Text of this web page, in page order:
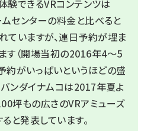
験できるVRコンテンツは
センターの料金と比べると
ていますが、連日予約が埋ま
す（開場当初の2016年4～5
がいっぱいというほどの盛
バンダイナムコは2017年夏よ
坪もの広さのVRアミューズ
と発表しています。